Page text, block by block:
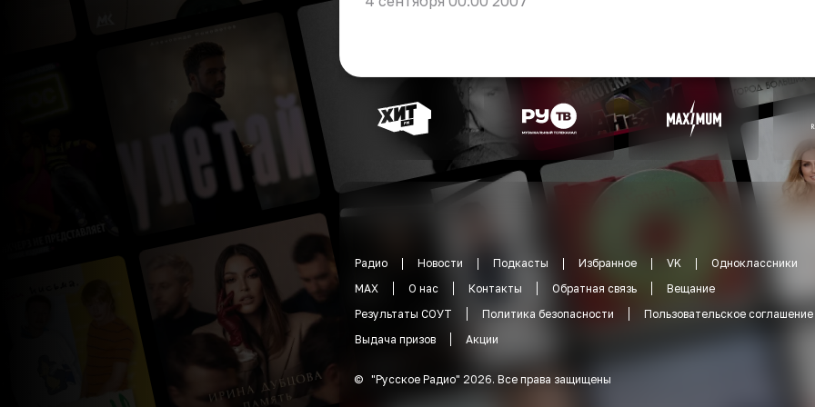
Радио Новости Подкасты Избранное VK
Одноклассники
MAX
О нас Контакты Обратная связь
Вещание
Результаты СОУТ
Политика безопасности
Пользовательское соглашение
Выдача призов
Акции
© "Русское Радио" 2026. Все права защищены